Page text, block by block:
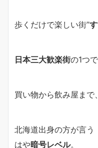
歩くだけで楽しい街”
日本三大歓楽街の1つで
買い物から飲み屋まで
北海道出身の方が言
はや暗号レベル。